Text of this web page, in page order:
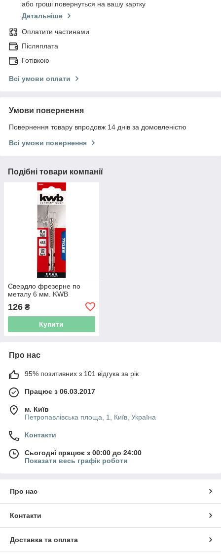
або гроші повернуться на вашу картку
Детальніше
Оплатити частинами
Післяплата
Готівкою
Всі умови оплати
Умови повернення
Повернення товару впродовж 14 днів за домовленістю
Всі умови повернення
Подібні товари компанії
Свердло фрезерне по
металу 6 мм. KWB
126 ₴
Купити
Про нас
95% позитивних з 101 відгука за рік
Працює з 06.03.2017
м. Київ
Петропавлівська площа, 1, Київ, Україна
Контакти
Сьогодні працює з 00:00 до 24:00
Показати весь графік роботи
Про нас
Контакти
Доставка та оплата